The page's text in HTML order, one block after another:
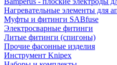
Нагревательные элементы для
Муфты и фитинги SABfuse
Электросварные фитинги
Литые фитинги (спигоны)
Прочие фасонные изделия
Инструмент Knipex